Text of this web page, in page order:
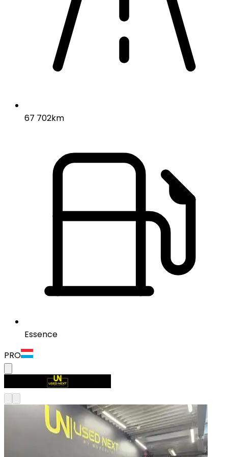
67 702km
Essence
PRO